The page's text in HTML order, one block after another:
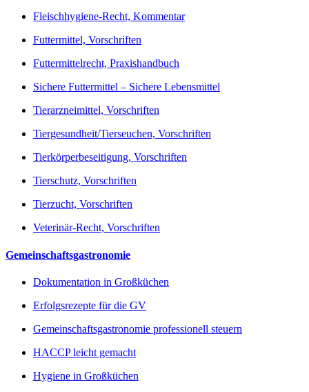
Fleischhygiene-Recht, Kommentar
Futtermittel, Vorschriften
Futtermittelrecht, Praxishandbuch
Sichere Futtermittel – Sichere Lebensmittel
Tierarzneimittel, Vorschriften
Tiergesundheit/Tierseuchen, Vorschriften
Tierkörperbeseitigung, Vorschriften
Tierschutz, Vorschriften
Tierzucht, Vorschriften
Veterinär-Recht, Vorschriften
Gemeinschaftsgastronomie
Dokumentation in Großküchen
Erfolgsrezepte für die GV
Gemeinschaftsgastronomie professionell steuern
HACCP leicht gemacht
Hygiene in Großküchen